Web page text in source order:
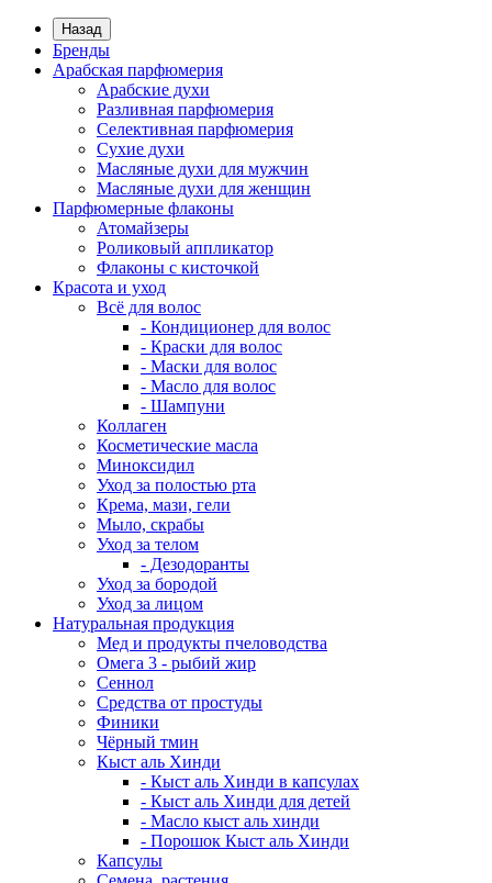
Назад
Бренды
Арабская парфюмерия
Арабские духи
Разливная парфюмерия
Селективная парфюмерия
Сухие духи
Масляные духи для мужчин
Масляные духи для женщин
Парфюмерные флаконы
Атомайзеры
Роликовый аппликатор
Флаконы с кисточкой
Красота и уход
Всё для волос
- Кондиционер для волос
- Краски для волос
- Маски для волос
- Масло для волос
- Шампуни
Коллаген
Косметические масла
Миноксидил
Уход за полостью рта
Крема, мази, гели
Мыло, скрабы
Уход за телом
- Дезодоранты
Уход за бородой
Уход за лицом
Натуральная продукция
Мед и продукты пчеловодства
Омега 3 - рыбий жир
Сеннол
Средства от простуды
Финики
Чёрный тмин
Кыст аль Хинди
- Кыст аль Хинди в капсулах
- Кыст аль Хинди для детей
- Масло кыст аль хинди
- Порошок Кыст аль Хинди
Капсулы